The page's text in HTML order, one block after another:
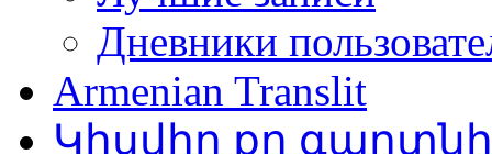
Дневники
Armenian Translit
Կիսվիր քո